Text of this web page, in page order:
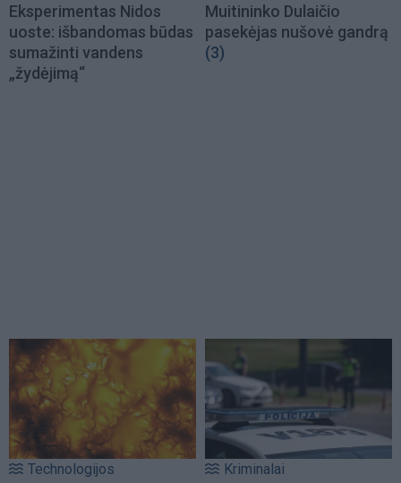
Eksperimentas Nidos
uoste: išbandomas būdas
sumažinti vandens
„žydėjimą“
Muitininko Dulaičio
pasekėjas nušovė gandrą
(3)
Technologijos Kriminalai